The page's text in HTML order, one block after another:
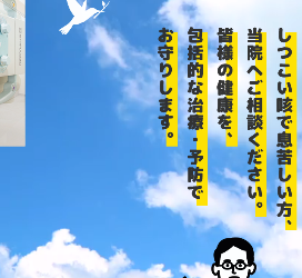
すぐできる喘息予防
症状がなくても喘息の可能性も？
喘息の発作と症状
喘息にも種類がいっぱい？
原因は様々？あなたは大丈夫？